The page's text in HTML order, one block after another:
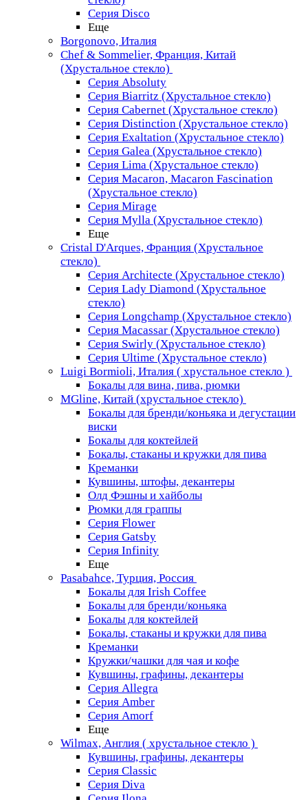
Серия Disco
Еще
Borgonovo, Италия
Chef & Sommelier, Франция, Китай
(Хрустальное стекло)
Серия Absoluty
Серия Biarritz (Хрустальное стекло)
Серия Cabernet (Хрустальное стекло)
Серия Distinction (Хрустальное стекло)
Серия Exaltation (Хрустальное стекло)
Серия Galea (Хрустальное стекло)
Серия Lima (Хрустальное стекло)
Серия Macaron, Macaron Fascination
(Хрустальное стекло)
Серия Mirage
Серия Mylla (Хрустальное стекло)
Еще
Cristal D'Arques, Франция (Хрустальное
стекло)
Серия Architecte (Хрустальное стекло)
Серия Lady Diamond (Хрустальное
стекло)
Серия Longchamp (Хрустальное стекло)
Серия Macassar (Хрустальное стекло)
Серия Swirly (Хрустальное стекло)
Серия Ultime (Хрустальное стекло)
Luigi Bormioli, Италия ( хрустальное стекло )
Бокалы для вина, пива, рюмки
MGline, Китай (хрустальное стекло)
Бокалы для бренди/коньяка и дегустации
виски
Бокалы для коктейлей
Бокалы, стаканы и кружки для пива
Креманки
Кувшины, штофы, декантеры
Олд Фэшны и хайболы
Рюмки для граппы
Серия Flower
Серия Gatsby
Серия Infinity
Еще
Pasabahce, Турция, Россия
Бокалы для Irish Coffee
Бокалы для бренди/коньяка
Бокалы для коктейлей
Бокалы, стаканы и кружки для пива
Креманки
Кружки/чашки для чая и кофе
Кувшины, графины, декантеры
Серия Allegra
Серия Amber
Серия Amorf
Еще
Wilmax, Англия ( хрустальное стекло )
Кувшины, графины, декантеры
Серия Classic
Серия Diva